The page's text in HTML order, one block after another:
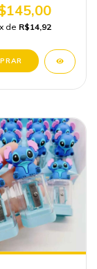
x de R$14,92